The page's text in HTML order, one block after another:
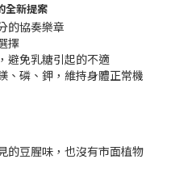
全新提案
的協奏樂章
擇
避免乳糖引起的不適
、磷、鉀，維持身體正常機
的豆腥味，也沒有市面植物